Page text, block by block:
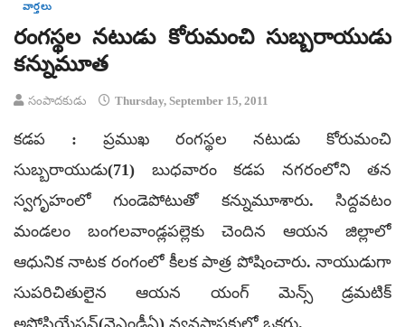
వార్తలు
రంగస్థల నటుడు కోరుమంచి సుబ్బరాయుడు
కన్నుమూత
సంపాదకుడు Thursday, September 15, 2011
కడప : ప్రముఖ రంగస్థల నటుడు కోరుమంచి
సుబ్బరాయుడు(71) బుధవారం కడప నగరంలోని తన
స్వగృహంలో గుండెపోటుతో కన్నుమూశారు. సిద్దవటం
మండలం బంగలవాండ్లపల్లెకు చెందిన ఆయన జిల్లాలో
ఆధునిక నాటక రంగంలో కీలక పాత్ర పోషించారు. నాయుడుగా
సుపరిచితులైన ఆయన యంగ్ మెన్స్ డ్రమటిక్